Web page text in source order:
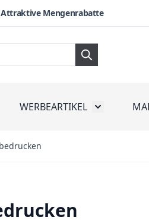
Attraktive Mengenrabatte
submenu for Promotion
WERBEARTIKEL Toggle